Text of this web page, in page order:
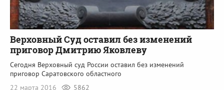
Верховный Суд оставил без изменений
приговор Дмитрию Яковлеву
Сегодня Верховный суд России оставил без изменений
приговор Саратовского областного
22 марта 2016
5862